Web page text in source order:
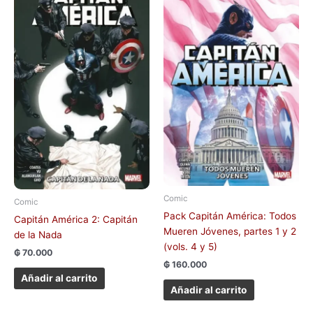
Comic
Capitán América 2: Capitán
de la Nada
₲ 70.000
Añadir al carrito
Comic
Pack Capitán América: Todos
Mueren Jóvenes, partes 1 y 2
(vols. 4 y 5)
₲ 160.000
Añadir al carrito